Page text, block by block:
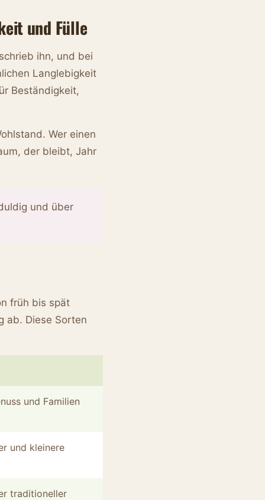
und Fülle
ihn, und bei
Langlebigkeit
Beständigkeit,
Wer einen
der bleibt, Jahr
und über
früh bis spät
ab. Diese Sorten
und Familien
und kleinere
traditioneller